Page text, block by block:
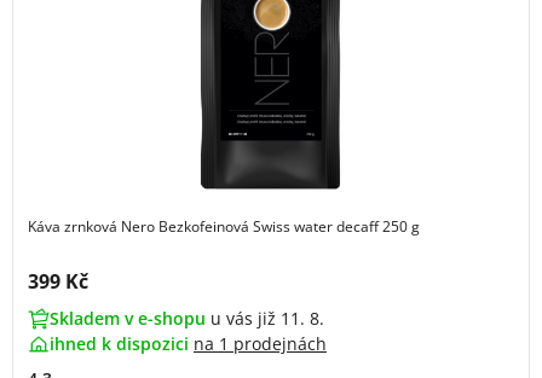
Káva zrnková Nero Bezkofeinová Swiss water decaff 250 g
Cena s DPH:
399 Kč
Skladem v e-shopu u vás již 11. 8.
ihned k dispozici na 1 prodejnách